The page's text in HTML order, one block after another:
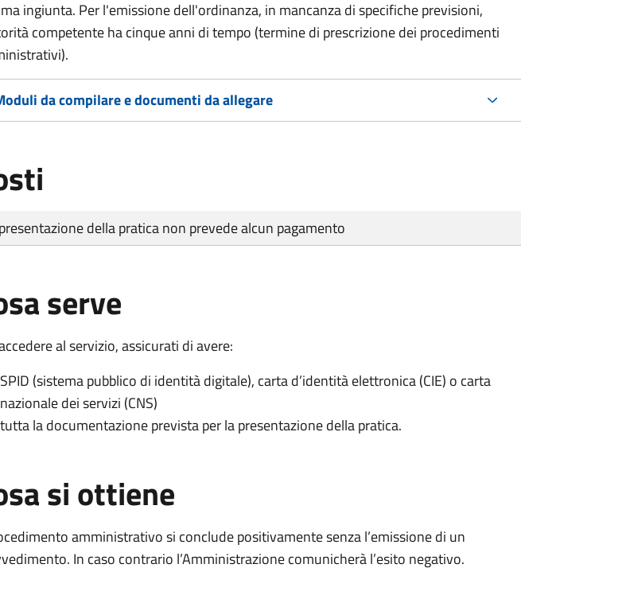
ingiunta. Per l'emissione dell'ordinanza, in mancanza di specifiche previsioni,
competente ha cinque anni di tempo (termine di prescrizione dei procedimenti
da compilare e documenti da allegare
di pagamentodella pratica non prevede alcun pagamento
serve
al servizio, assicurati di avere:
SPID (sistema pubblico di identità digitale), carta d’identità elettronica (CIE) o carta
nazionale dei servizi (CNS)
tutta la documentazione prevista per la presentazione della pratica.
si ottiene
amministrativo si conclude positivamente senza l’emissione di un
In caso contrario l’Amministrazione comunicherà l’esito negativo.